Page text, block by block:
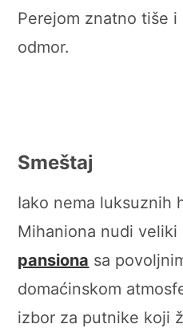
Perejom znatno tiše
odmor.
Smeštaj
Iako nema luksuznih
Mihaniona nudi
pansiona sa
domaćinskom
izbor za putnike koji